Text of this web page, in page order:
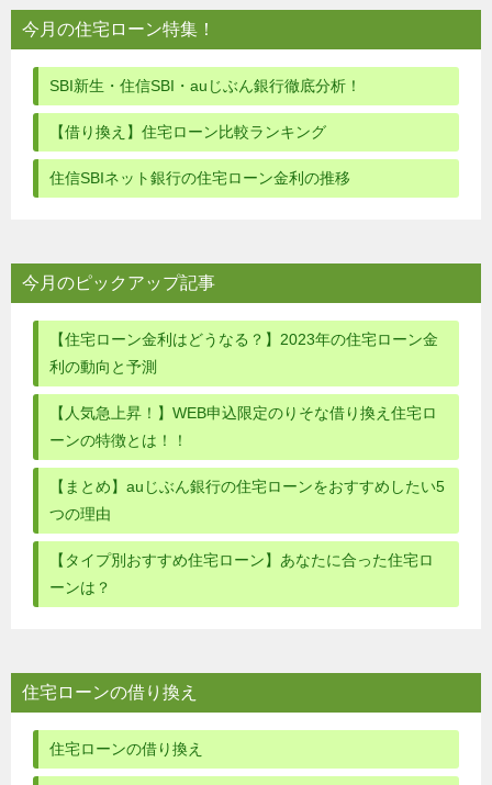
ビ
ゲ
今月の住宅ローン特集！
SBI新生・住信SBI・auじぶん銀行徹底分析！
【借り換え】住宅ローン比較ランキング
住信SBIネット銀行の住宅ローン金利の推移
今月のピックアップ記事
【住宅ローン金利はどうなる？】2023年の住宅ローン金
利の動向と予測
【人気急上昇！】WEB申込限定のりそな借り換え住宅ロ
ーンの特徴とは！！
【まとめ】auじぶん銀行の住宅ローンをおすすめしたい5
つの理由
【タイプ別おすすめ住宅ローン】あなたに合った住宅ロ
ーンは？
住宅ローンの借り換え
住宅ローンの借り換え